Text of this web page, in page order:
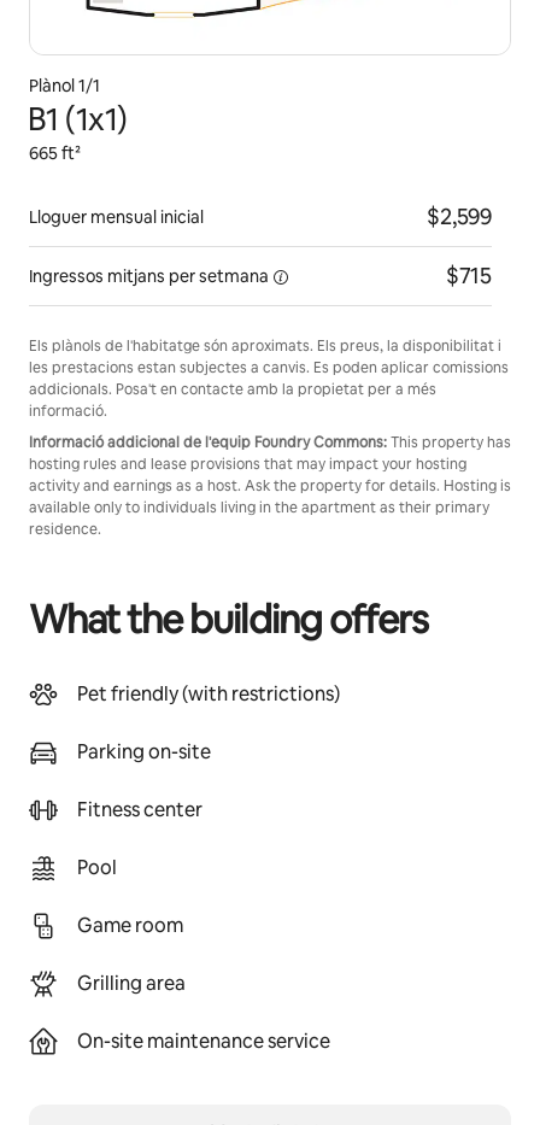
Plànol 1/1
B1 (1x1)
665 ft²
Lloguer mensual inicial $2,599
Ingressos mitjans per setmana $715
Els plànols de l'habitatge són aproximats. Els preus, la disponibilitat i
les prestacions estan subjectes a canvis. Es poden aplicar comissions
addicionals. Posa't en contacte amb la propietat per a més
informació.
Informació addicional de l'equip Foundry Commons:This property has
hosting rules and lease provisions that may impact your hosting
activity and earnings as a host. Ask the property for details. Hosting is
available only to individuals living in the apartment as their primary
residence.
What the building offers
Pet friendly (with restrictions)
Parking on-site
Fitness center
Pool
Game room
Grilling area
On-site maintenance service